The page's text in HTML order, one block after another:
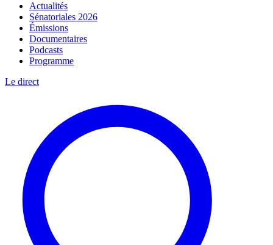
Actualités
Sénatoriales 2026
Émissions
Documentaires
Podcasts
Programme
Le direct